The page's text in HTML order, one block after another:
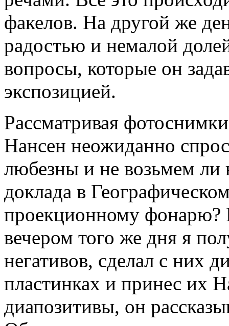
факелов. На другой же
радостью и немалой
вопросы, которые он
экспозицией.
Рассматривая
Нансен неожиданно
любезны и не возьмем ли
доклада в
проекционному фонарю?
вечером того же дня я
негативов, сделал с них
пластинках и принес их
диапозитивы, он